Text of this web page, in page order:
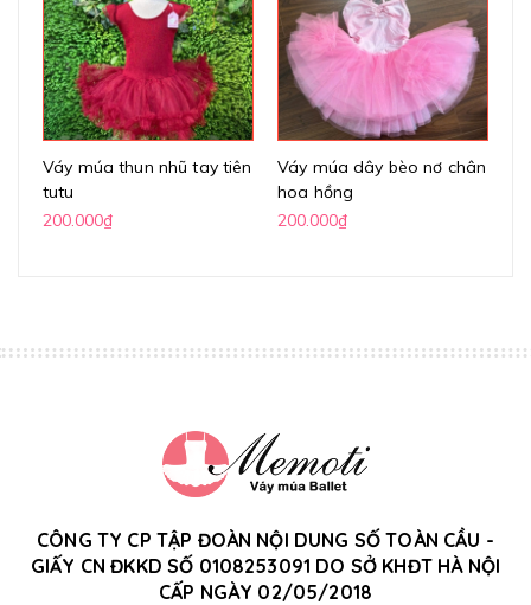
Váy múa thun nhũ tay tiên
tutu
200.000₫
Váy múa dây bèo nơ chân
hoa hồng
200.000₫
CÔNG TY CP TẬP ĐOÀN NỘI DUNG SỐ TOÀN CẦU -
GIẤY CN ĐKKD SỐ 0108253091 DO SỞ KHĐT HÀ NỘI
CẤP NGÀY 02/05/2018